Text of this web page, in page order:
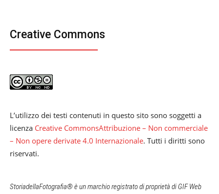
Creative Commons
L’utilizzo dei testi contenuti in questo sito sono soggetti a
licenza Creative CommonsAttribuzione – Non commerciale
– Non opere derivate 4.0 Internazionale. Tutti i diritti sono
riservati.
StoriadellaFotografia® è un marchio registrato di proprietà di GIF Web